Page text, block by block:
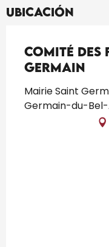
Ubicación
Comité des
Germain
Mairie Saint
Germain-du-